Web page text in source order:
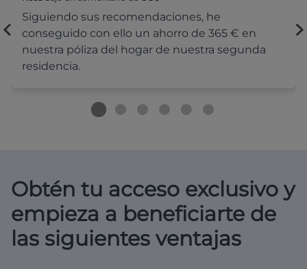
Siguiendo sus recomendaciones, he
conseguido con ello un ahorro de 365 € en
nuestra póliza del hogar de nuestra segunda
residencia.
Obtén tu acceso exclusivo y
empieza a beneficiarte de
las siguientes ventajas